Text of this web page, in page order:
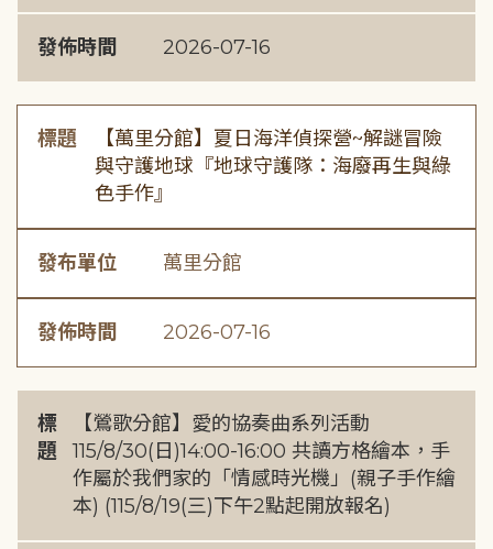
發佈時間 2026-07-16
標題
【萬里分館】夏日海洋偵探營~解謎冒險
與守護地球『地球守護隊：海廢再生與綠
色手作』
發布單位 萬里分館
發佈時間 2026-07-16
標
題
【鶯歌分館】愛的協奏曲系列活動
115/8/30(日)14:00-16:00 共讀方格繪本，手
作屬於我們家的「情感時光機」(親子手作繪
本) (115/8/19(三)下午2點起開放報名)